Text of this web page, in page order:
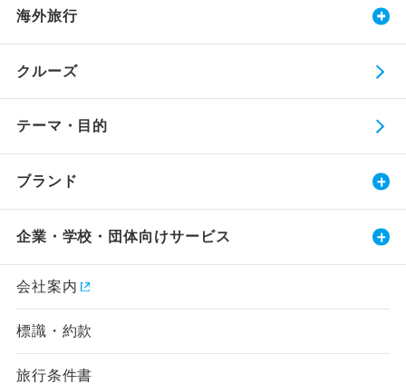
海外旅行
クルーズ
テーマ・目的
ブランド
企業・学校・団体向けサービス
会社案内
標識・約款
旅行条件書